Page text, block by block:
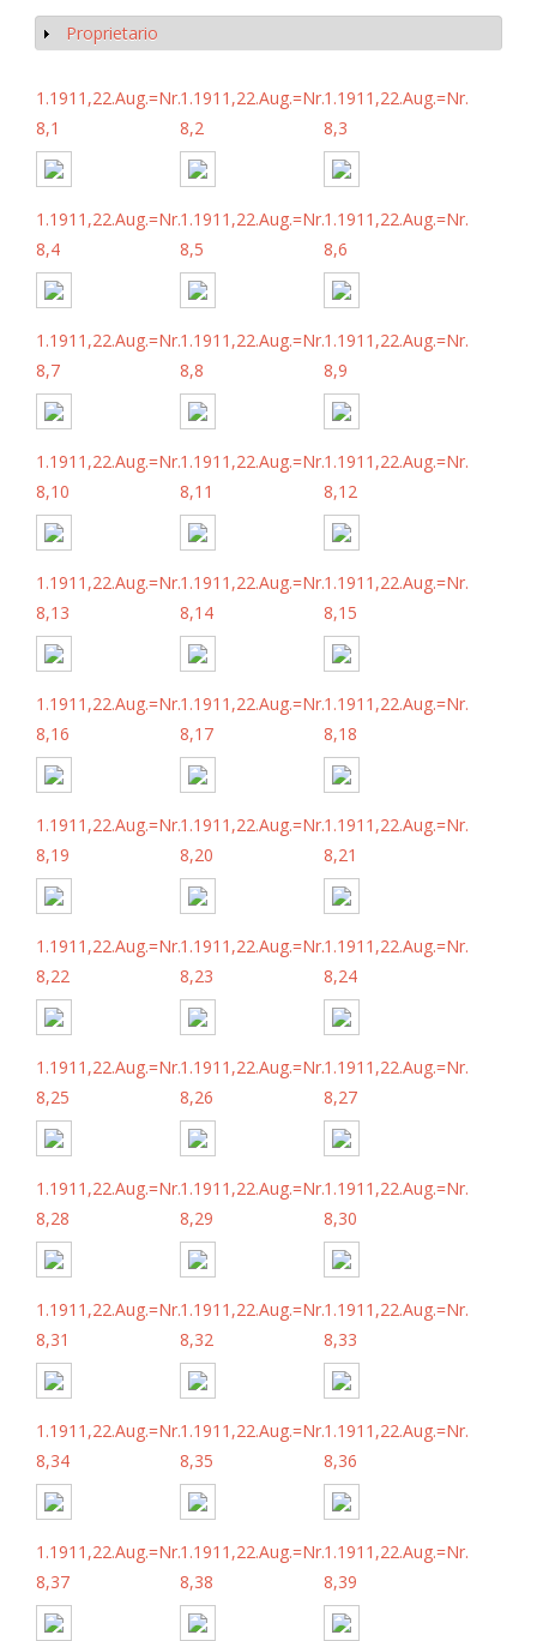
Mostrar
Proprietario
1.1911,22.Aug.=Nr.
8,1
1.1911,22.Aug.=Nr.
8,2
1.1911,22.Aug.=Nr.
8,3
1.1911,22.Aug.=Nr.
8,4
1.1911,22.Aug.=Nr.
8,5
1.1911,22.Aug.=Nr.
8,6
1.1911,22.Aug.=Nr.
8,7
1.1911,22.Aug.=Nr.
8,8
1.1911,22.Aug.=Nr.
8,9
1.1911,22.Aug.=Nr.
8,10
1.1911,22.Aug.=Nr.
8,11
1.1911,22.Aug.=Nr.
8,12
1.1911,22.Aug.=Nr.
8,13
1.1911,22.Aug.=Nr.
8,14
1.1911,22.Aug.=Nr.
8,15
1.1911,22.Aug.=Nr.
8,16
1.1911,22.Aug.=Nr.
8,17
1.1911,22.Aug.=Nr.
8,18
1.1911,22.Aug.=Nr.
8,19
1.1911,22.Aug.=Nr.
8,20
1.1911,22.Aug.=Nr.
8,21
1.1911,22.Aug.=Nr.
8,22
1.1911,22.Aug.=Nr.
8,23
1.1911,22.Aug.=Nr.
8,24
1.1911,22.Aug.=Nr.
8,25
1.1911,22.Aug.=Nr.
8,26
1.1911,22.Aug.=Nr.
8,27
1.1911,22.Aug.=Nr.
8,28
1.1911,22.Aug.=Nr.
8,29
1.1911,22.Aug.=Nr.
8,30
1.1911,22.Aug.=Nr.
8,31
1.1911,22.Aug.=Nr.
8,32
1.1911,22.Aug.=Nr.
8,33
1.1911,22.Aug.=Nr.
8,34
1.1911,22.Aug.=Nr.
8,35
1.1911,22.Aug.=Nr.
8,36
1.1911,22.Aug.=Nr.
8,37
1.1911,22.Aug.=Nr.
8,38
1.1911,22.Aug.=Nr.
8,39